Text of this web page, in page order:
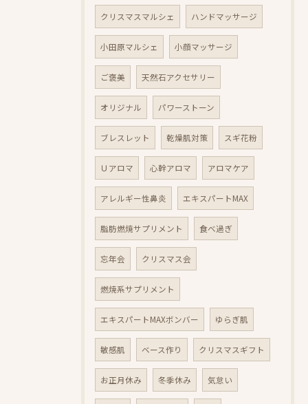
クリスマスマルシェ ハンドマッサージ
小田原マルシェ 小顔マッサージ
ご褒美 天然石アクセサリー
オリジナル パワーストーン
ブレスレット 乾燥肌対策 スギ花粉
Ｕアロマ 心幹アロマ アロマケア
アレルギー性鼻炎 エキスパートMAX
脂肪燃焼サプリメント 食べ過ぎ
忘年会 クリスマス会
燃焼系サプリメント
エキスパートMAXボンバー ゆらぎ肌
敏感肌 ベース作り クリスマスギフト
お正月休み 冬季休み 気怠い